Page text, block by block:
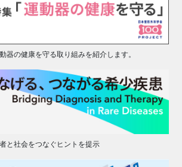
器の健康を守る取り組みを紹介します。
と社会をつなぐヒントを提示